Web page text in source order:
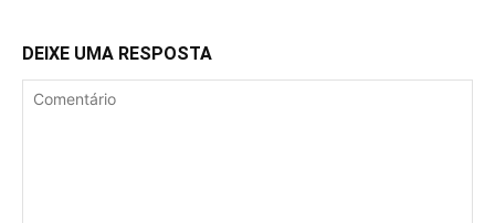
DEIXE UMA RESPOSTA